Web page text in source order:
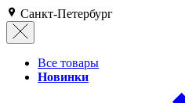
Санкт-Петербург
Все товары
Новинки